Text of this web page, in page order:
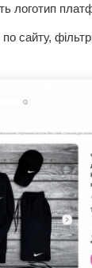
логотип
сайту,